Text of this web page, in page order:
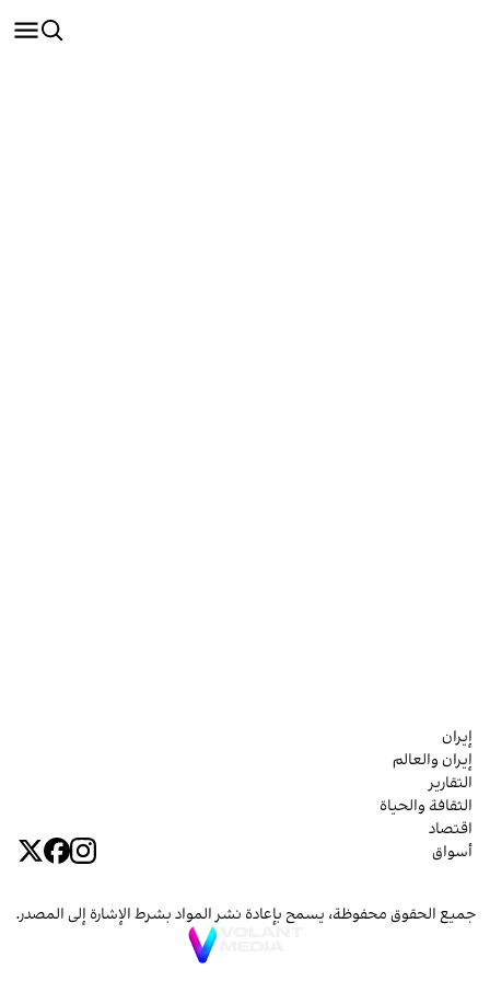
إيران
إيران والعالم
التقارير
الثقافة والحياة
اقتصاد
أسواق
جميع الحقوق محفوظة، يسمح بإعادة نشر المواد بشرط الإشارة إلى المصدر.